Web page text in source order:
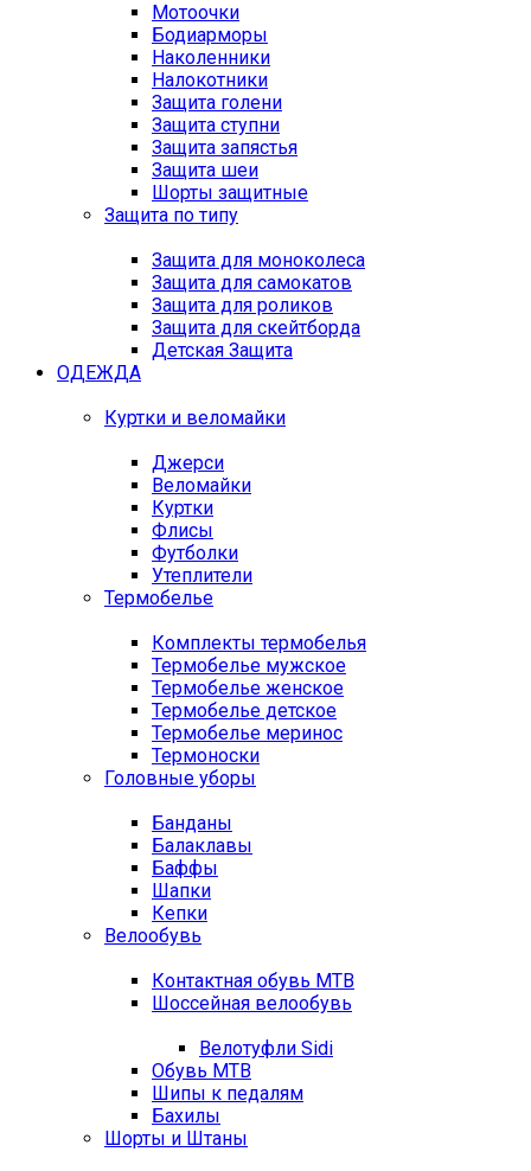
Мотоочки
Бодиарморы
Наколенники
Налокотники
Защита голени
Защита ступни
Защита запястья
Защита шеи
Шорты защитные
Защита по типу
Защита для моноколеса
Защита для самокатов
Защита для роликов
Защита для скейтборда
Детская Защита
ОДЕЖДА
Куртки и веломайки
Джерси
Веломайки
Куртки
Флисы
Футболки
Утеплители
Термобелье
Комплекты термобелья
Термобелье мужское
Термобелье женское
Термобелье детское
Термобелье меринос
Термоноски
Головные уборы
Банданы
Балаклавы
Баффы
Шапки
Кепки
Велообувь
Контактная обувь MTB
Шоссейная велообувь
Велотуфли Sidi
Обувь MTB
Шипы к педалям
Бахилы
Шорты и Штаны